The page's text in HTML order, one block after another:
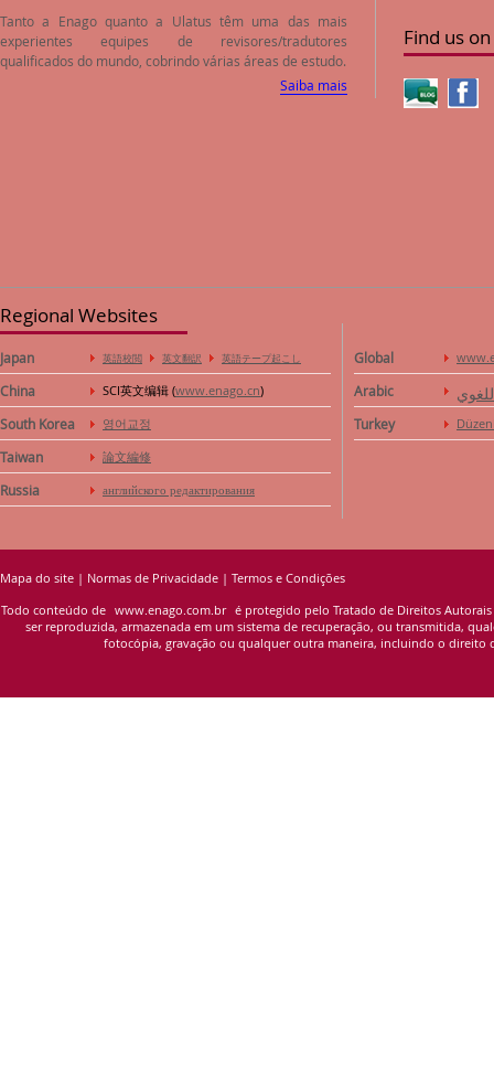
Tanto a Enago quanto a Ulatus têm uma das mais
experientes equipes de revisores/tradutores
qualificados do mundo, cobrindo várias áreas de estudo.
Saiba mais
Find us on
Regional Websites
Japan 英語校閲 英文翻訳 英語テープ起こし
China SCI英文编辑 (www.enago.cn)
South Korea 영어교정
Taiwan 論文編修
Russia английского редактирования
Global
Arabic
Turkey
Mapa do site | Normas de Privacidade | Termos e Condições
Todo conteúdo de www.enago.com.br é protegido pelo Tratado de Direitos
ser reproduzida, armazenada em um sistema de recuperação, ou transmitida,
fotocópia, gravação ou qualquer outra maneira, incluindo o direito